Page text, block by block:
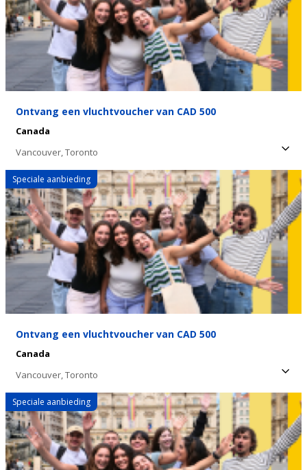
Ontvang een vluchtvoucher van CAD 500
Canada
Vancouver,Toronto
Speciale aanbieding
Ontvang een vluchtvoucher van CAD 500
Canada
Vancouver,Toronto
Speciale aanbieding